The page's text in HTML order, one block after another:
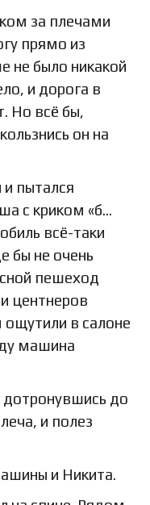
за плечами
прямо из
не было никакой
и дорога в
Но всё бы,
он на
пытался
с криком «б…
всё-таки
бы не очень
пешеход
центнеров
ощутили в салоне
машина
дотронувшись до
и полез
и Никита.